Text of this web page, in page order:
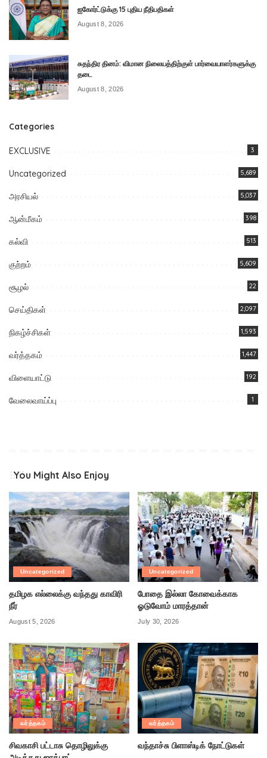
ஐகோர்ட்டுக்கு 15 புதிய நீதிபதிகள்
August 8, 2026
சுதந்திர தினம்: விமான நிலையத்திற்குள் பார்வையாளர்களுக்கு
தடை
August 8, 2026
Categories
EXCLUSIVE 3
Uncategorized 5,689
அரசியல் 5,037
ஆன்மீகம் 398
கல்வி 513
குற்றம் 5,609
சூழல் 22
செய்திகள் 2,097
நிகழ்ச்சிகள் 1,593
வர்த்தகம் 1,447
விளையாட்டு 192
வேலைவாய்ப்பு 1
You Might Also Enjoy
Uncategorized
தமிழக எல்லைக்கு வந்தது காவிரி
நீர்
August 5, 2026
Uncategorized
போதை இல்லா கோவைக்காக
ஓடுவோம் மாரத்தான்
July 30, 2026
வர்த்தகம்
சிவகாசி பட்டாசு தொழிலுக்கு
வர்த்தகம்
வந்தாச்சு பிளாஸ்டிக் நோட்டுகள்